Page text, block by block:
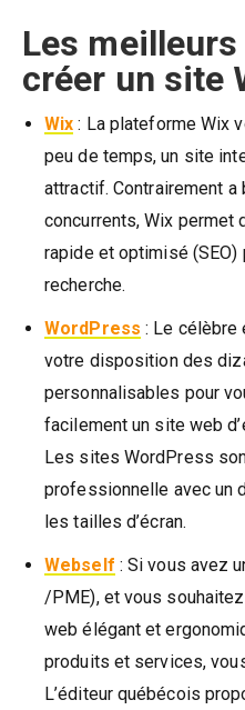
Les
créer un site
Wix : La plateforme Wix
peu de temps, un site
attractif. Contrairement a
concurrents, Wix permet
rapide et optimisé
recherche.
WordPress : Le célèbre
votre disposition des
personnalisables pour
facilement un site web
Les sites WordPress
professionnelle avec un
les tailles d’écran.
Webself : Si vous avez
/PME), et vous
web élégant et
produits et services,
L’éditeur québécois